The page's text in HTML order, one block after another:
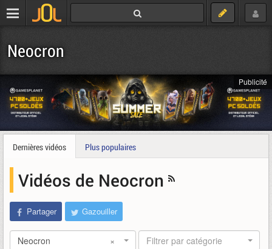
Neocron
Publicité
Dernières vidéos Plus populaires
Vidéos de Neocron
Partager Gazouiller
×
Neocron Filtrer par catégorie